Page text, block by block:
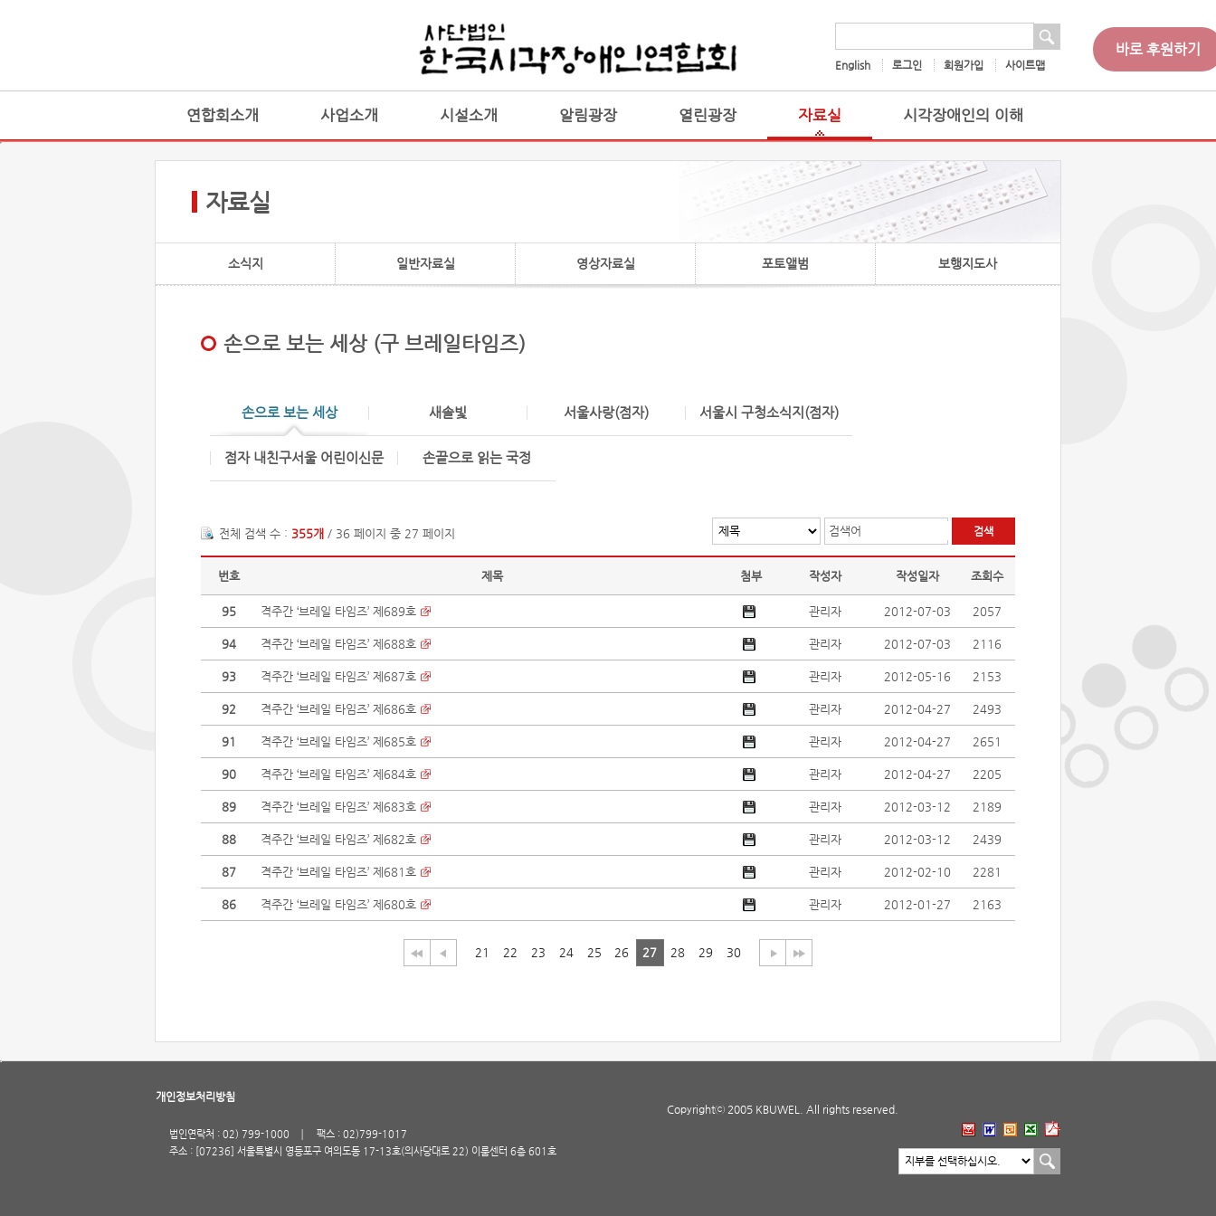
English 로그인 회원가입 사이트맵
바로 후원하기
연합회소개 사업소개 시설소개 알림광장 열린광장 자료실 시각장애인의 이해
자료실
소식지 일반자료실 영상자료실 포토앨범 보행지도사
손으로 보는 세상 (구 브레일타임즈)
손으로 보는 세상 새솔빛 서울사랑(점자) 서울시 구청소식지(점자)
점자 내친구서울 어린이신문 손끝으로 읽는 국정
검색어
전체 검색 수 : 355개 / 36 페이지 중 27 페이지
번호 제목 첨부 작성자 작성일자 조회수
95 격주간 ‘브레일 타임즈’ 제689호 관리자 2012-07-03 2057
94 격주간 ‘브레일 타임즈’ 제688호 관리자 2012-07-03 2116
93 격주간 ‘브레일 타임즈’ 제687호 관리자 2012-05-16 2153
92 격주간 ‘브레일 타임즈’ 제686호 관리자 2012-04-27 2493
91 격주간 ‘브레일 타임즈’ 제685호 관리자 2012-04-27 2651
90 격주간 ‘브레일 타임즈’ 제684호 관리자 2012-04-27 2205
89 격주간 ‘브레일 타임즈’ 제683호 관리자 2012-03-12 2189
88 격주간 ‘브레일 타임즈’ 제682호 관리자 2012-03-12 2439
87 격주간 ‘브레일 타임즈’ 제681호 관리자 2012-02-10 2281
86 격주간 ‘브레일 타임즈’ 제680호 관리자 2012-01-27 2163
21 22 23 24 25 26 27 28 29 30
개인정보처리방침
법인연락처 : 02) 799-1000
팩스 : 02)799-1017
주소 : [07236] 서울특별시 영등포구 여의도동 17-13호(의사당대로 22) 이룸센터 6층 601호
Copyrightⓒ 2005 KBUWEL. All rights reserved.